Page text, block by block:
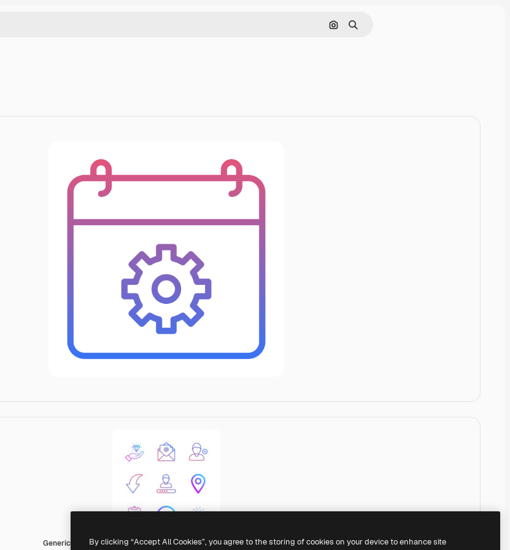
Rechercher par image
Rechercher
Generic GradientBy clicking “Accept All Cookies”, you agree to the storing of cookies on your device to enhance site